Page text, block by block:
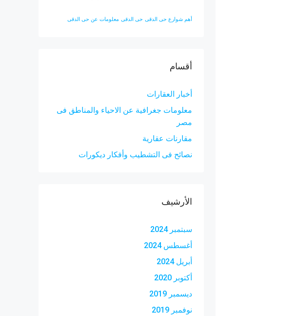
أهم شوارع حى الدقى حى الدقى معلومات عن حى الدقى
أقسام
أخبار العقارات
معلومات جغرافية عن الاحياء والمناطق فى
مصر
مقارنات عقارية
نصائح فى التشطيب وأفكار ديكورات
الأرشيف
سبتمبر 2024
أغسطس 2024
أبريل 2024
أكتوبر 2020
ديسمبر 2019
نوفمبر 2019